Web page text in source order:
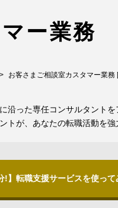
ー業務
お客さまご相談室カスタマー業務
沿った専任コンサルタントを
トが、あなたの転職活動を強
!】転職支援サービスを使って